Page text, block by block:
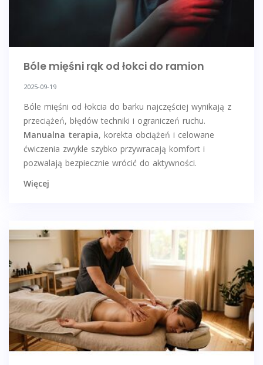
Bóle mięśni rąk od łokci do ramion
2025-09-19
Bóle mięśni od łokcia do barku najczęściej wynikają z
przeciążeń, błędów techniki i ograniczeń ruchu.
Manualna terapia, korekta obciążeń i celowane
ćwiczenia zwykle szybko przywracają komfort i
pozwalają bezpiecznie wrócić do aktywności.
Więcej